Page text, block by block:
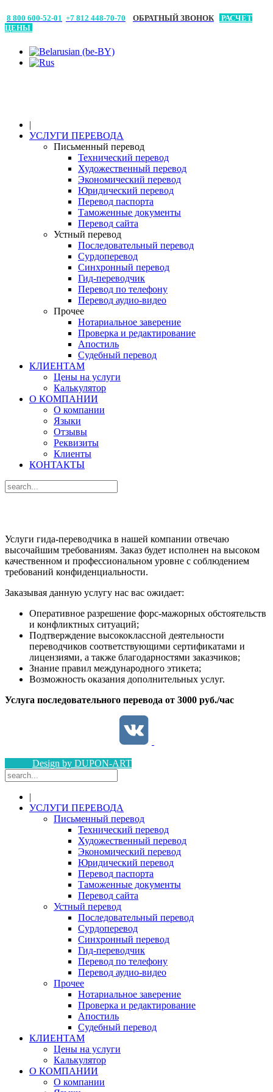
8 800 600-52-01 +7 812 448-70-70 ОБРАТНЫЙ ЗВОНОК
РАСЧЕТ
ЦЕНЫ
|
УСЛУГИ ПЕРЕВОДА
Письменный перевод
Технический перевод
Художественный перевод
Экономический перевод
Юридический перевод
Перевод паспорта
Таможенные документы
Перевод сайта
Устный перевод
Последовательный перевод
Сурдоперевод
Синхронный перевод
Гид-переводчик
Перевод по телефону
Перевод аудио-видео
Прочее
Нотариальное заверение
Проверка и редактирование
Апостиль
Судебный перевод
КЛИЕНТАМ
Цены на услуги
Калькулятор
О КОМПАНИИ
О компании
Языки
Отзывы
Реквизиты
Клиенты
КОНТАКТЫ
Услуги гида-переводчика в нашей компании отвечаю
высочайшим требованиям. Заказ будет исполнен на высоком
качественном и профессиональном уровне с соблюдением
требований конфиденциальности.
Заказывая данную услугу нас вас ожидает:
Оперативное разрешение форс-мажорных обстоятельств
и конфликтных ситуаций;
Подтверждение высококлассной деятельности
переводчиков соответствующими сертификатами и
лицензиями, а также благодарностями заказчиков;
Знание правил международного этикета;
Возможность оказания дополнительных услуг.
Услуга последовательного перевода от 3000 руб./час
Design by DUPON-ART
|
УСЛУГИ ПЕРЕВОДА
Письменный перевод
Технический перевод
Художественный перевод
Экономический перевод
Юридический перевод
Перевод паспорта
Таможенные документы
Перевод сайта
Устный перевод
Последовательный перевод
Сурдоперевод
Синхронный перевод
Гид-переводчик
Перевод по телефону
Перевод аудио-видео
Прочее
Нотариальное заверение
Проверка и редактирование
Апостиль
Судебный перевод
КЛИЕНТАМ
Цены на услуги
Калькулятор
О КОМПАНИИ
О компании